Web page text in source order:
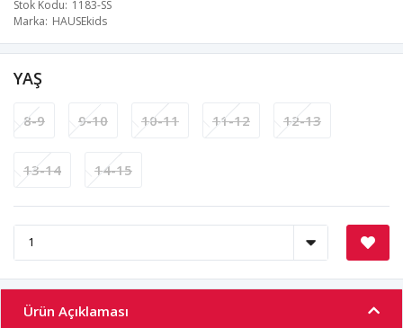
Stok Kodu 1183-SS
Marka HAUSEkids
YAŞ
8-9 9-10 10-11 11-12 12-13
13-14 14-15
Ürün Açıklaması